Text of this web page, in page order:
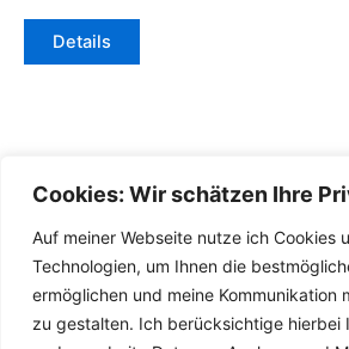
Cookies: Wir schätzen Ihre
Auf meiner Webseite nutze ich Cookies
Technologien, um Ihnen die
ermöglichen und meine Kommunikation
zu gestalten. Ich berücksichtige hierbei
Details
Dieses
Die
auf
Copyright © 2026 Versandhandel für